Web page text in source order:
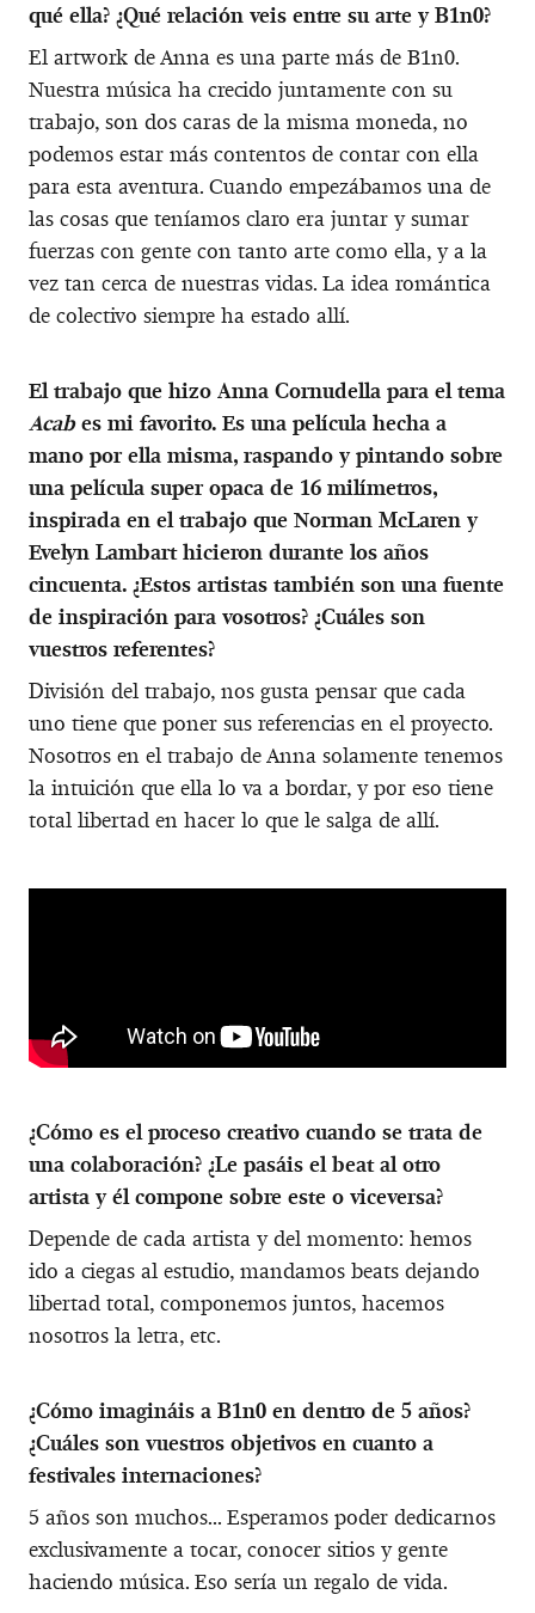
qué ella? ¿Qué relación veis entre su arte y B1n0?
El artwork de Anna es una parte más de B1n0.
Nuestra música ha crecido juntamente con su
trabajo, son dos caras de la misma moneda, no
podemos estar más contentos de contar con ella
para esta aventura. Cuando empezábamos una de
las cosas que teníamos claro era juntar y sumar
fuerzas con gente con tanto arte como ella, y a la
vez tan cerca de nuestras vidas. La idea romántica
de colectivo siempre ha estado allí.
El trabajo que hizo Anna Cornudella para el tema
Acabes mi favorito. Es una película hecha a
mano por ella misma, raspando y pintando sobre
una película super opaca de 16 milímetros,
inspirada en el trabajo que Norman McLaren y
Evelyn Lambart hicieron durante los años
cincuenta. ¿Estos artistas también son una fuente
de inspiración para vosotros? ¿Cuáles son
vuestros referentes?
División del trabajo, nos gusta pensar que cada
uno tiene que poner sus referencias en el proyecto.
Nosotros en el trabajo de Anna solamente tenemos
la intuición que ella lo va a bordar, y por eso tiene
total libertad en hacer lo que le salga de allí.
¿Cómo es el proceso creativo cuando se trata de
una colaboración? ¿Le pasáis el beat al otro
artista y él compone sobre este o viceversa?
Depende de cada artista y del momento: hemos
ido a ciegas al estudio, mandamos beats dejando
libertad total, componemos juntos, hacemos
nosotros la letra, etc.
¿Cómo imagináis a B1n0 en dentro de 5 años?
¿Cuáles son vuestros objetivos en cuanto a
festivales internaciones?
5 años son muchos... Esperamos poder dedicarnos
exclusivamente a tocar, conocer sitios y gente
haciendo música. Eso sería un regalo de vida.